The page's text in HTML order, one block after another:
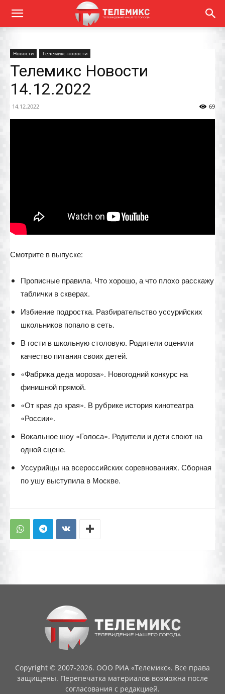
Новости Телемикс-новости
Телемикс Новости
14.12.2022
14.12.2022 69
Смотрите в выпуске:
Прописные правила. Что хорошо, а что плохо расскажу
таблички в скверах.
Избиение подростка. Разбирательство уссурийских
школьников попало в сеть.
В гости в школьную столовую. Родители оценили
качество питания своих детей.
«Фабрика деда мороза». Новогодний конкурс на
финишной прямой.
«От края до края». В рубрике история кинотеатра
«России».
Вокальное шоу «Голоса». Родители и дети споют на
одной сцене.
Уссурийцы на всероссийских соревнованиях. Сборная
по ушу выступила в Москве.
Copyright © 2007-2026. ООО РИА «Телемикс». Все права
защищены. Перепечатка материалов возможна после
согласования с редакцией.